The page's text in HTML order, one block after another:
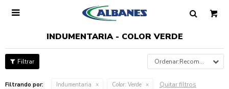

INDUMENTARIA - COLOR VERDE
Recomendados
Filtrando por: Indumentaria Color: Verde Quitar filtros